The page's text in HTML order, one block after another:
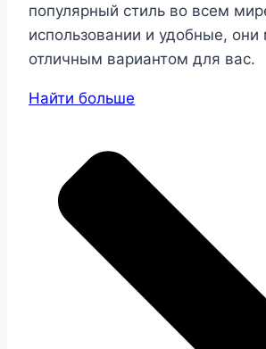
популярный стиль во всем
использовании и удобные, они
отличным вариантом для вас.
Найти больше